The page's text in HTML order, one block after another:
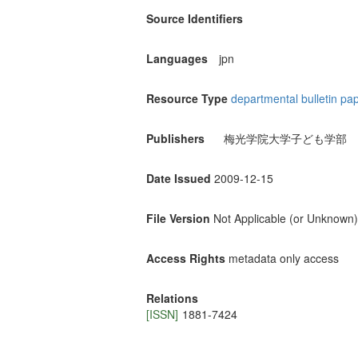
Source Identifiers
Languages jpn
Resource Type departmental bulletin
Publishers 梅光学院大学子ども学部
Date Issued 2009-12-15
File Version Not Applicable (or Unknown)
Access Rights metadata only access
Relations
[ISSN] 1881-7424